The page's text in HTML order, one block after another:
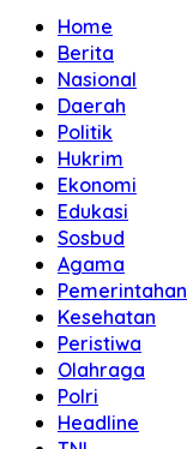
Home
Berita
Nasional
Daerah
Politik
Hukrim
Ekonomi
Edukasi
Sosbud
Agama
Pemerintahan
Kesehatan
Peristiwa
Olahraga
Polri
Headline